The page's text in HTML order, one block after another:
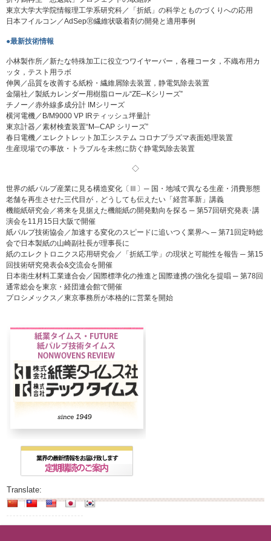
東京大学大学院情報理工学系研究科／「折紙」の科学とものづくりへの応用
日本フイルコン／AdSepⓇ繊維状吸着剤の開発と適用事例
●最新技術情報
小林製作所／新たな特殊加工に役立つワイヤーバー，各種コータ，不織布用カ
ッタ，テスト用ラボ
伸興／品質を改善する紙粉・繊維屑除去装置，静電気除去装置
金陽社／製紙カレンダー用樹脂ロール“ZE─Kシリーズ”
チノー／赤外線多成分計 IMシリーズ
横河電機／B/M9000 VP IRティッシュ坪量計
東京計器／素材検査装置“M─CAP シリーズ”
春日電機／エレクトレット加工システム コロナプラズマ表面処理装置
生産現場での事故・トラブルを未然に防ぐ静電気除去装置
◇
世界の紙パルプ産業に見る構造変化〔Ⅲ〕─ 国・地域で異なる生産・消費形態
老舗を再生させた三代目が，どうしても伝えたい「経営革新」講義
機能紙研究会／将来を見据えた機能紙の開発動向を探る ─ 第57回研究発表･講
演会を11月15日大阪で開催
紙パルプ技術協会／加速する変化のスピードに追いつく業界へ ─ 第71回定時総
会で日本製紙の山崎副社長が理事長に
紙のエレクトロニクス応用研究会／「折紙工学」の現状と可能性を報告 ─ 第15
回技術研究発表会&交流会を開催
日本衛生材料工業連合会／国際標準化の推進と国際連携の強化を提唱 ─ 第78回
通常総会を東京・経団連会館で開催
プロシメックス／東京事務所が本格的に営業を開始
Translate: